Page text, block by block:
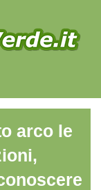
arco le